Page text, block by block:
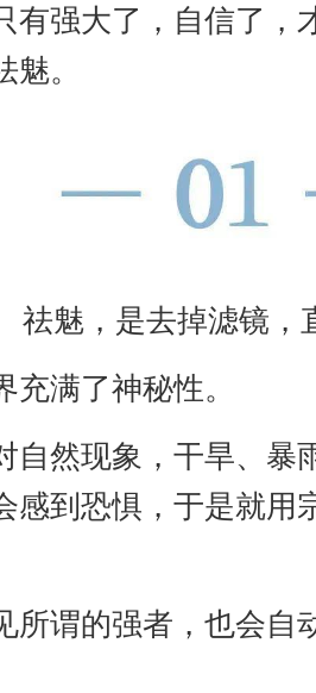
有强大了，自信了，
。
祛魅，是去掉滤镜，
充满了神秘性。
自然现象，干旱、暴
感到恐惧，于是就用
所谓的强者，也会自